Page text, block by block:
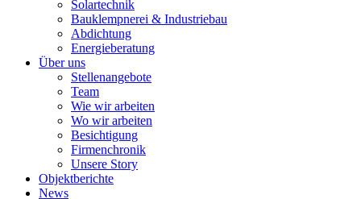
Solartechnik
Bauklempnerei & Industriebau
Abdichtung
Energieberatung
Über uns
Stellenangebote
Team
Wie wir arbeiten
Wo wir arbeiten
Besichtigung
Firmenchronik
Unsere Story
Objektberichte
News